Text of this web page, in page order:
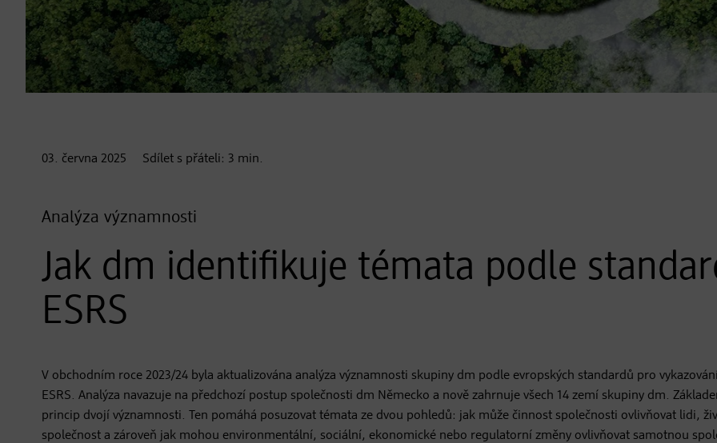
03. června 2025 Sdílet s přáteli: 3 min.
Analýza významnosti
Jak dm identifikuje témata podle
ESRS
V obchodním roce 2023/24 byla aktualizována analýza významnosti skupiny dm podle evropských standardů pro
ESRS. Analýza navazuje na předchozí postup společnosti dm Německo a nově zahrnuje všech 14 zemí skupiny dm.
princip dvojí významnosti. Ten pomáhá posuzovat témata ze dvou pohledů: jak může činnost společnosti ovlivňovat lidi,
společnost a zároveň jak mohou environmentální, sociální, ekonomické nebo regulatorní změny ovlivňovat samotnou